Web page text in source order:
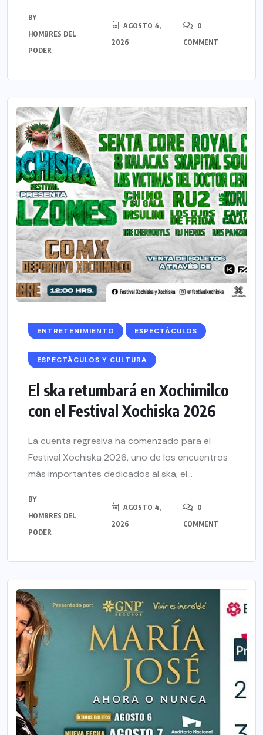
BY
HOMBRES DEL
PODER
AGOSTO 4,
2026
0
COMMENT
ENTRETENIMIENTO ESPECTÁCULOS
ESPECTÁCULOS Y CULTURA
El ska retumbará en Xochimilco
con el Festival Xochiska 2026
La cuenta regresiva ha comenzado para el
Festival Xochiska 2026, uno de los encuentros
más importantes dedicados al ska, el...
BY
HOMBRES DEL
PODER
AGOSTO 4,
2026
0
COMMENT